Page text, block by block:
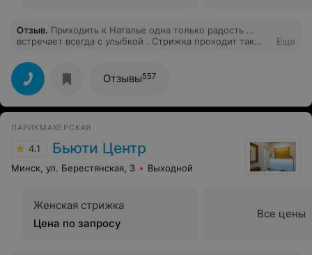
Отзыв. Приходить к Наталье одна только радость ...
встречает всегда с улыбкой . Стрижка проходит так
ней как к близкому человеку !!! Ибо всегда слушает
мои рассказы ,всегда находим о чем поговорить , и это
очень круто! Руки такие нежные , вежливая,
трудолюбивая. Вообщем скоро приду опять ! Спасибо
Наталья за стрижку и хорошее настроение!
Еще
Отзывы557
ПАРИКМАХЕРСКАЯ
4.1 Бьюти Центр
Минск, ул. Берестянская, 3 Выходной
Женская стрижка
Цена по запросу
Все цены